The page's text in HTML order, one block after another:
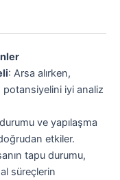
: Arsa alırken,
iyi analiz
ve yapılaşma
doğrudan etkiler.
tapu durumu,
süreçlerin